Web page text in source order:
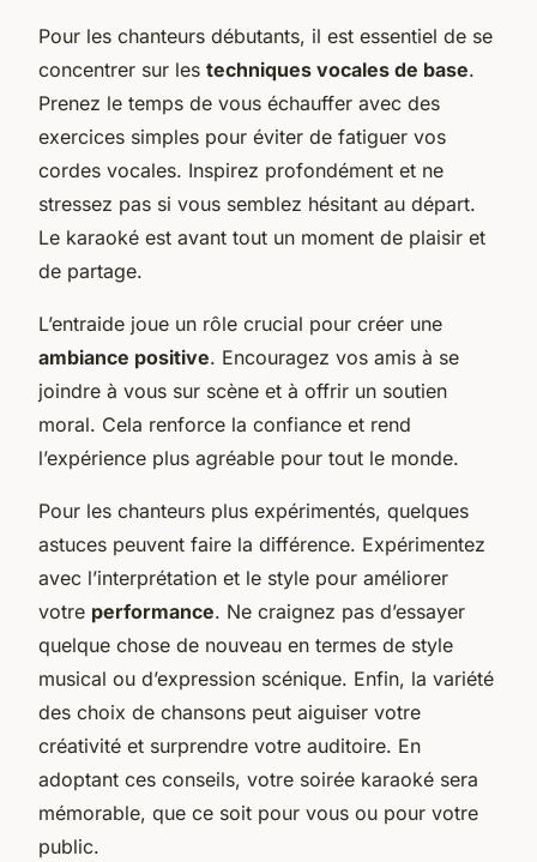
Pour les chanteurs débutants, il est essentiel de se
concentrer sur les techniques vocales de base.
Prenez le temps de vous échauffer avec des
exercices simples pour éviter de fatiguer vos
cordes vocales. Inspirez profondément et ne
stressez pas si vous semblez hésitant au départ.
Le karaoké est avant tout un moment de plaisir et
de partage.
L’entraide joue un rôle crucial pour créer une
ambiance positive. Encouragez vos amis à se
joindre à vous sur scène et à offrir un soutien
moral. Cela renforce la confiance et rend
l’expérience plus agréable pour tout le monde.
Pour les chanteurs plus expérimentés, quelques
astuces peuvent faire la différence. Expérimentez
avec l’interprétation et le style pour améliorer
votre performance. Ne craignez pas d’essayer
quelque chose de nouveau en termes de style
musical ou d’expression scénique. Enfin, la variété
des choix de chansons peut aiguiser votre
créativité et surprendre votre auditoire. En
adoptant ces conseils, votre soirée karaoké sera
mémorable, que ce soit pour vous ou pour votre
public.